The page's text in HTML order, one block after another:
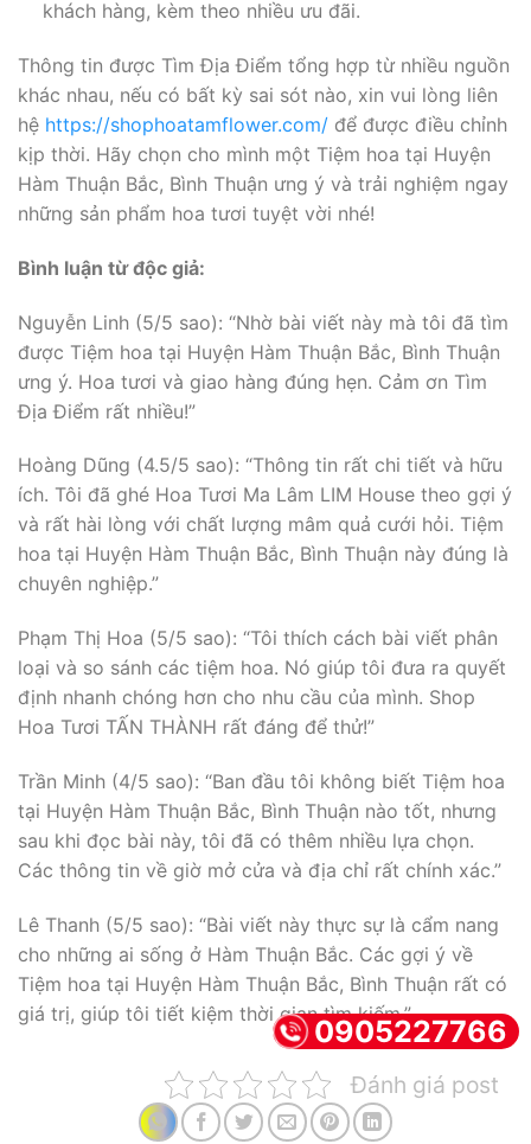
khách hàng, kèm theo nhiều ưu đãi.
Thông tin được Tìm Địa Điểm tổng hợp từ nhiều nguồn
khác nhau, nếu có bất kỳ sai sót nào, xin vui lòng liên
hệ https://shophoatamflower.com/ để được điều chỉnh
kịp thời. Hãy chọn cho mình một Tiệm hoa tại Huyện
Hàm Thuận Bắc, Bình Thuận ưng ý và trải nghiệm ngay
những sản phẩm hoa tươi tuyệt vời nhé!
Bình luận từ độc giả:
Nguyễn Linh (5/5 sao): “Nhờ bài viết này mà tôi đã tìm
được Tiệm hoa tại Huyện Hàm Thuận Bắc, Bình Thuận
ưng ý. Hoa tươi và giao hàng đúng hẹn. Cảm ơn Tìm
Địa Điểm rất nhiều!”
Hoàng Dũng (4.5/5 sao): “Thông tin rất chi tiết và hữu
ích. Tôi đã ghé Hoa Tươi Ma Lâm LIM House theo gợi ý
và rất hài lòng với chất lượng mâm quả cưới hỏi. Tiệm
hoa tại Huyện Hàm Thuận Bắc, Bình Thuận này đúng là
chuyên nghiệp.”
Phạm Thị Hoa (5/5 sao): “Tôi thích cách bài viết phân
loại và so sánh các tiệm hoa. Nó giúp tôi đưa ra quyết
định nhanh chóng hơn cho nhu cầu của mình. Shop
Hoa Tươi TẤN THÀNH rất đáng để thử!”
Trần Minh (4/5 sao): “Ban đầu tôi không biết Tiệm hoa
tại Huyện Hàm Thuận Bắc, Bình Thuận nào tốt, nhưng
sau khi đọc bài này, tôi đã có thêm nhiều lựa chọn.
Các thông tin về giờ mở cửa và địa chỉ rất chính xác.”
Lê Thanh (5/5 sao): “Bài viết này thực sự là cẩm nang
cho những ai sống ở Hàm Thuận Bắc. Các gợi ý về
Tiệm hoa tại Huyện Hàm Thuận Bắc, Bình Thuận rất có
giá trị, giúp tôi tiết kiệm thời gian tìm kiếm.”
Đánh giá post
0905227766